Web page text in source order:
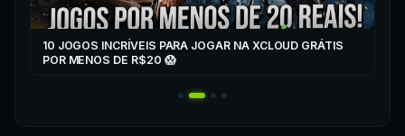
10 JOGOS INCRÍVEIS PARA JOGAR NA XCLOUD GRÁTIS
POR MENOS DE R$20 😱